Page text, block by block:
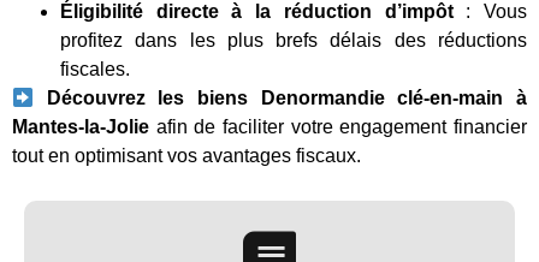
Éligibilité directe à la réduction d’impôt : Vous
profitez dans les plus brefs délais des réductions
fiscales.
Découvrez les biens Denormandie clé-en-main à
Mantes-la-Jolie afin de faciliter votre engagement financier
tout en optimisant vos avantages fiscaux.